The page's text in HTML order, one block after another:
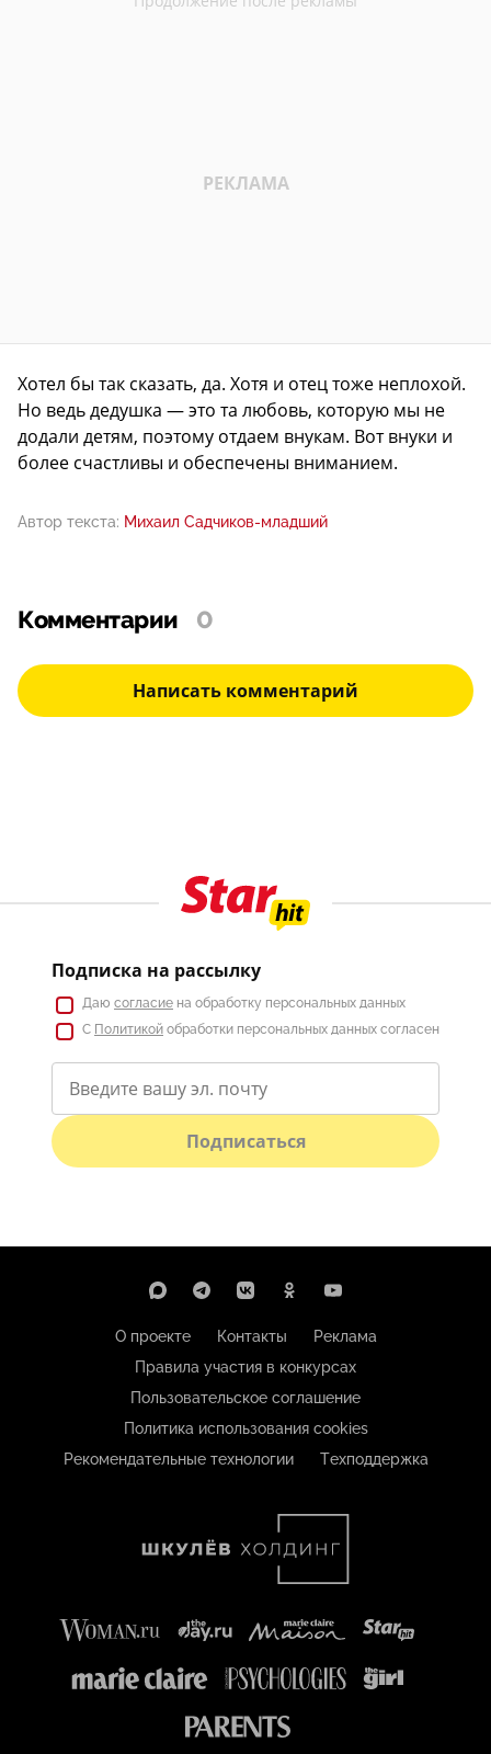
Хотел бы так сказать, да. Хотя и отец тоже неплохой.
Но ведь дедушка — это та любовь, которую мы не
додали детям, поэтому отдаем внукам. Вот внуки и
более счастливы и обеспечены вниманием.
Автор текста: Михаил Садчиков-младший
Комментарии 0
Написать комментарий
Подписка на рассылку
Даю согласие на обработку персональных данных
С Политикой обработки персональных данных согласен
Подписаться
О проекте Контакты
Реклама
Правила участия в конкурсах
Пользовательское соглашение
Политика использования cookies
Рекомендательные технологии
Техподдержка